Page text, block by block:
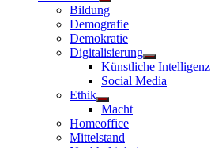
Untermenü
anzeigen
Bildung
Demografie
Demokratie
Digitalisierung
Untermenü
anzeigen
Künstliche Intelligenz
Social Media
Ethik
Untermenü
anzeigen
Macht
Homeoffice
Mittelstand